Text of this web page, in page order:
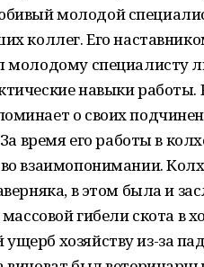
молодой
коллег. Его
специалисту
навыки работы.
о своих
время его работы в
взаимопонимании.
в этом была и
гибели скота в
хозяйству из-за